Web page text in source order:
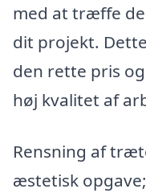
med at træffe
dit projekt.
den rette pris
høj kvalitet af
Rensning af
æstetisk